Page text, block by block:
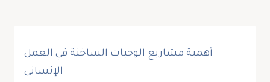
أهمية مشاريع الوجبات الساخنة في العمل
الإنسانى